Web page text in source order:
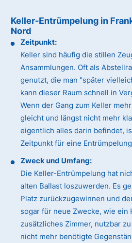
Keller-Entrümpelung in
Nord
Zeitpunkt:
Keller sind häufig die stillen
Ansammlungen. Oft als
genutzt, die man "später
kann dieser Raum schnell in
Wenn der Gang zum Keller
gleicht und längst nicht mehr
eigentlich alles darin befindet,
Zeitpunkt für eine
Zweck und Umfang:
Die Keller-Entrümpelung hat
alten Ballast loszuwerden. Es
Platz zurückzugewinnen und
sogar für neue Zwecke, wie ein
zusätzliches Zimmer, nutzbar
nicht mehr benötigte